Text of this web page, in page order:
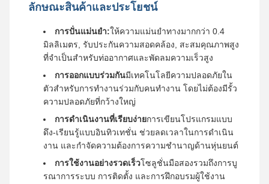
ลักษณะสินค้าและประโยชน์
การปั่นแม่นยํา:ให้ความแม่นยําทางมากกว่า 0.4
มิลลิเมตร, รับประกันความสอดคล้อง, สะสมคุณภาพสูง
ที่จําเป็นสําหรับท่ออากาศและพัดลมความเร็วสูง
การออกแบบร่วมกันมีเทคโนโลยีความปลอดภัยใน
ตัวสําหรับการทํางานร่วมกับคนทํางาน โดยไม่ต้องมีรั้ว
ความปลอดภัยที่กว้างใหญ่
การดําเนินงานที่เรียบง่ายการเขียนโปรแกรมแบบ
ดึง-เรียนรู้แบบอินทิวเทชั่น ช่วยลดเวลาในการดําเนิน
งาน และกําจัดความต้องการความชํานาญด้านหุ่นยนต์
การใช้งานอย่างรวดเร็วโซลูชั่นมือสองรวมถึงการบู
รณาการระบบ การติดตั้ง และการฝึกอบรมผู้ใช้งาน